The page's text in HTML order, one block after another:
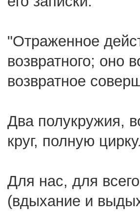
"Отраженное
возвратного; оно
возвратное
Два полукружия,
круг, полную
Для нас, для
(вдыхание и